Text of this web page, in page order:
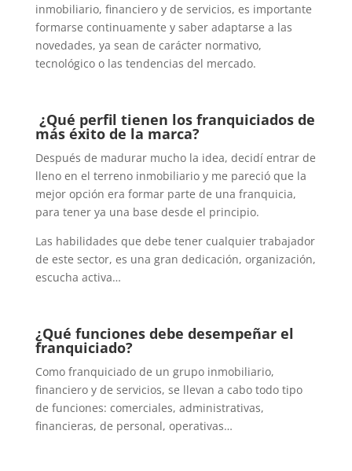
inmobiliario, financiero y de servicios, es importante
formarse continuamente y saber adaptarse a las
novedades, ya sean de carácter normativo,
tecnológico o las tendencias del mercado.
¿Qué perfil tienen los franquiciados de
más éxito de la marca?
Después de madurar mucho la idea, decidí entrar de
lleno en el terreno inmobiliario y me pareció que la
mejor opción era formar parte de una franquicia,
para tener ya una base desde el principio.
Las habilidades que debe tener cualquier trabajador
de este sector, es una gran dedicación, organización,
escucha activa…
¿Qué funciones debe desempeñar el
franquiciado?
Como franquiciado de un grupo inmobiliario,
financiero y de servicios, se llevan a cabo todo tipo
de funciones: comerciales, administrativas,
financieras, de personal, operativas…